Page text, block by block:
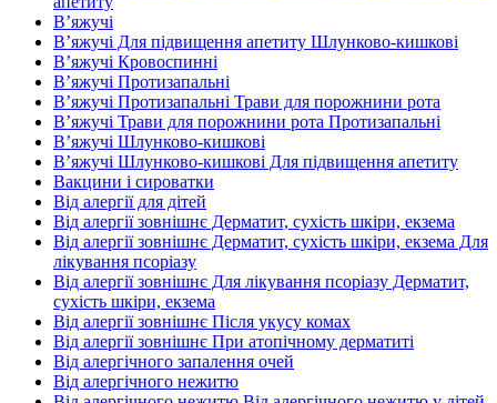
В’яжучі
В’яжучі Для підвищення апетиту Шлунково-кишкові
В’яжучі Кровоспинні
В’яжучі Протизапальні
В’яжучі Протизапальні Трави для порожнини рота
В’яжучі Трави для порожнини рота Протизапальні
В’яжучі Шлунково-кишкові
В’яжучі Шлунково-кишкові Для підвищення апетиту
Вакцини і сироватки
Від алергії для дітей
Від алергії зовнішнє Дерматит, сухість шкіри, екзема
Від алергії зовнішнє Дерматит, сухість шкіри, екзема Для
лікування псоріазу
Від алергії зовнішнє Для лікування псоріазу Дерматит,
сухість шкіри, екзема
Від алергії зовнішнє Після укусу комах
Від алергії зовнішнє При атопічному дерматиті
Від алергічного запалення очей
Від алергічного нежитю